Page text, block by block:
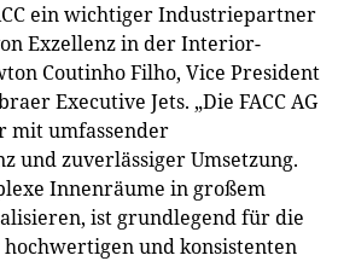
ein wichtiger Industriepartner
Exzellenz in der Interior-
Coutinho Filho, Vice President
Executive Jets. „Die FACC AG
mit umfassender
und zuverlässiger Umsetzung.
Innenräume in großem
ist grundlegend für die
und konsistenten